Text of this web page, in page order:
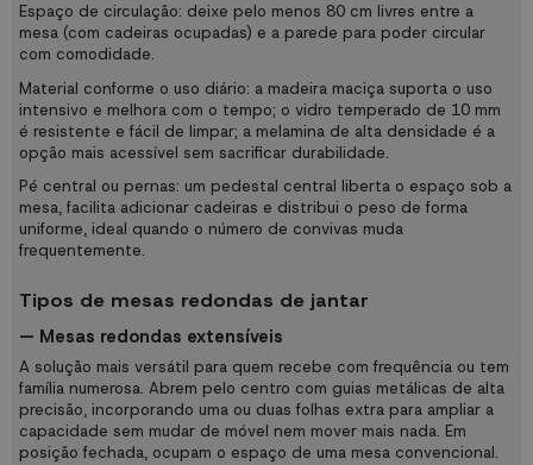
Espaço de circulação: deixe pelo menos 80 cm livres entre a
mesa (com cadeiras ocupadas) e a parede para poder circular
com comodidade.
Material conforme o uso diário: a madeira maciça suporta o uso
intensivo e melhora com o tempo; o vidro temperado de 10 mm
é resistente e fácil de limpar; a melamina de alta densidade é a
opção mais acessível sem sacrificar durabilidade.
Pé central ou pernas: um pedestal central liberta o espaço sob a
mesa, facilita adicionar cadeiras e distribui o peso de forma
uniforme, ideal quando o número de convivas muda
frequentemente.
Tipos de mesas redondas de jantar
— Mesas redondas extensíveis
A solução mais versátil para quem recebe com frequência ou tem
família numerosa. Abrem pelo centro com guias metálicas de alta
precisão, incorporando uma ou duas folhas extra para ampliar a
capacidade sem mudar de móvel nem mover mais nada. Em
posição fechada, ocupam o espaço de uma mesa convencional.